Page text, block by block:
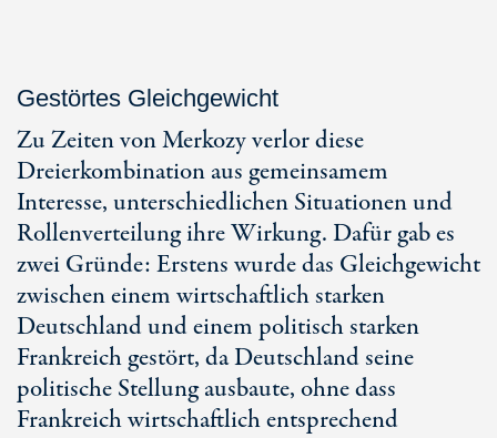
Gestörtes Gleichgewicht
Zu Zeiten von Merkozy verlor diese
Dreierkombination aus gemeinsamem
Interesse, unterschiedlichen Situationen und
Rollenverteilung ihre Wirkung. Dafür gab es
zwei Gründe: Erstens wurde das Gleichgewicht
zwischen einem wirtschaftlich starken
Deutschland und einem politisch starken
Frankreich gestört, da Deutschland seine
politische Stellung ausbaute, ohne dass
Frankreich wirtschaftlich entsprechend